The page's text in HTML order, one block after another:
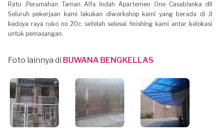
Ratu ,Perumahan Taman Alfa Indah Apartemen One Casablanka dll
Seluruh pekerjaan kami lakukan diworkshop kami yang berada di Jl
kedoya raya ruko no 20c setelah selesai finishing kami antar kelokasi
untuk pemasangan.
Foto lainnya di BUWANA BENGKELLAS